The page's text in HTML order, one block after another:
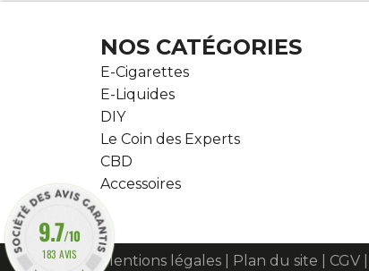
NOS CATÉGORIES
E-Cigarettes
E-Liquides
DIY
Le Coin des Experts
CBD
Accessoires
Mentions légales Plan du site CGV
9.7/10
183 AVIS